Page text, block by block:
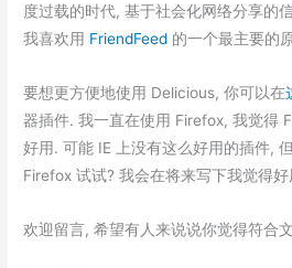
度过载的时代, 基于社会化网络分享的
我喜欢用 FriendFeed 的一个最主要的
要想更方便地使用 Delicious, 你可以在
器插件. 我一直在使用 Firefox, 我觉得
好用. 可能 IE 上没有这么好用的插件,
Firefox 试试? 我会在将来写下我觉得
欢迎留言, 希望有人来说说你觉得符合